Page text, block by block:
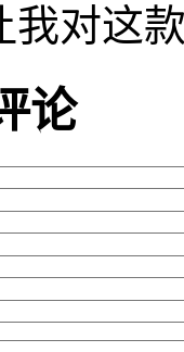
我对这
论